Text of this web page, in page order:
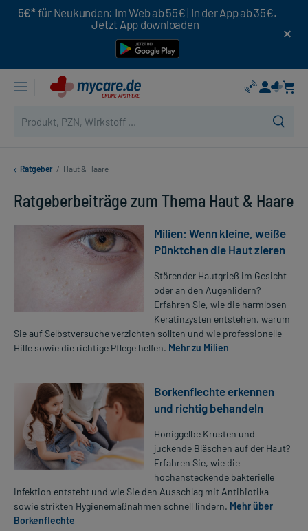
5€* für Neukunden: Im Web ab 55€ | In der App ab 35€.
Jetzt App downloaden
Ratgeber / Haut & Haare
Ratgeberbeiträge zum Thema Haut & Haare
Milien: Wenn kleine, weiße
Pünktchen die Haut zieren
Störender Hautgrieß im Gesicht
oder an den Augenlidern?
Erfahren Sie, wie die harmlosen
Keratinzysten entstehen, warum
Sie auf Selbstversuche verzichten sollten und wie professionelle
Hilfe sowie die richtige Pflege helfen. Mehr zu Milien
Borkenflechte erkennen
und richtig behandeln
Honiggelbe Krusten und
juckende Bläschen auf der Haut?
Erfahren Sie, wie die
hochansteckende bakterielle
Infektion entsteht und wie Sie den Ausschlag mit Antibiotika
sowie strikten Hygienemaßnahmen schnell lindern. Mehr über
Borkenflechte